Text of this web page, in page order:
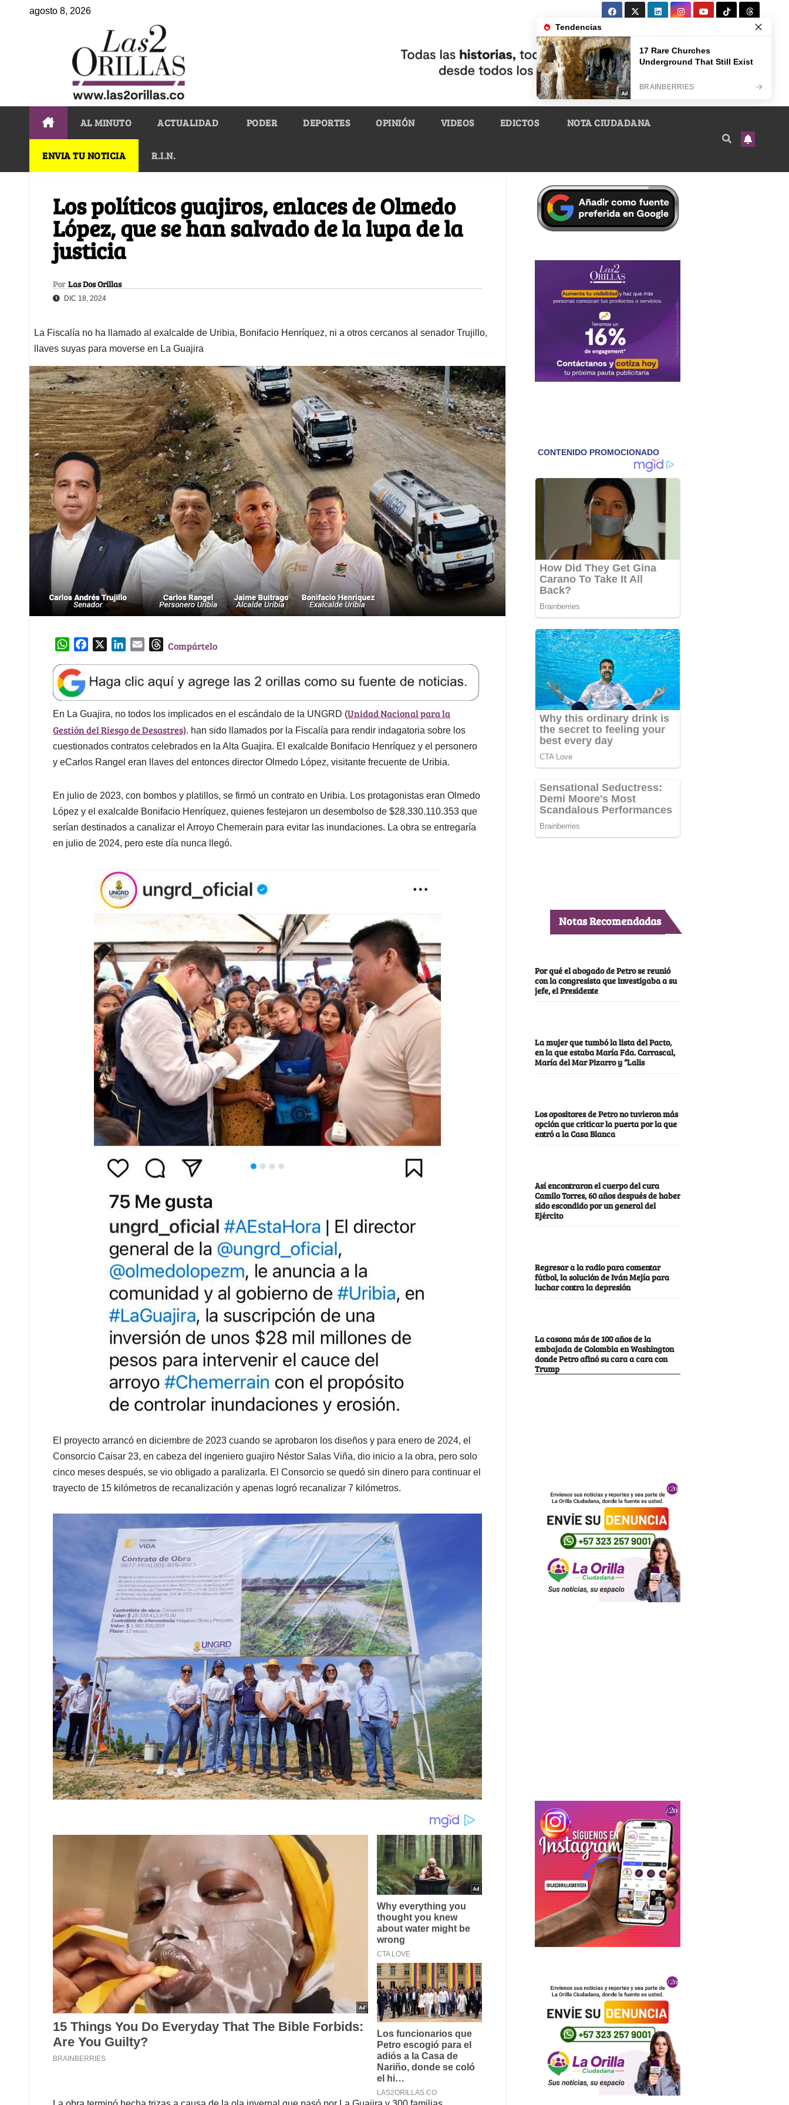
agosto 8, 2026
AL MINUTO ACTUALIDAD PODER DEPORTES OPINIÓN VIDEOS EDICTOS NOTA CIUDADANA
ENVIA TU NOTICIA R.I.N.
Los políticos guajiros, enlaces de Olmedo
López, que se han salvado de la lupa de la
justicia
Por Las Dos Orillas
DIC 18, 2024
La Fiscalía no ha llamado al exalcalde de Uribia, Bonifacio Henríquez, ni a otros cercanos al senador Trujillo,
llaves suyas para moverse en La Guajira
W
a
t
s
A
p
p
e
b
o
o
k
k
e
d
I
n
l
T
e
a
d
s
Compártelo
En La Guajira, no todos los implicados en el escándalo de la UNGRD (Unidad Nacional para la
Gestión del Riesgo de Desastres). han sido llamados por la Fiscalía para rendir indagatoria sobre los
cuestionados contratos celebrados en la Alta Guajira. El exalcalde Bonifacio Henríquez y el personero
y eCarlos Rangel eran llaves del entonces director Olmedo López, visitante frecuente de Uribia.
En julio de 2023, con bombos y platillos, se firmó un contrato en Uribia. Los protagonistas eran Olmedo
López y el exalcalde Bonifacio Henríquez, quienes festejaron un desembolso de $28.330.110.353 que
serían destinados a canalizar el Arroyo Chemerain para evitar las inundaciones. La obra se entregaría
en julio de 2024, pero este día nunca llegó.
El proyecto arrancó en diciembre de 2023 cuando se aprobaron los diseños y para enero de 2024, el
Consorcio Caisar 23, en cabeza del ingeniero guajiro Néstor Salas Viña, dio inicio a la obra, pero solo
cinco meses después, se vio obligado a paralizarla. El Consorcio se quedó sin dinero para continuar el
trayecto de 15 kilómetros de recanalización y apenas logró recanalizar 7 kilómetros.
Notas Recomendadas
Por qué el abogado de Petro se reunió
con la congresista que investigaba a su
jefe, el Presidente
La mujer que tumbó la lista del Pacto,
en la que estaba María Fda. Carrascal,
María del Mar Pizarro y “Lalis
Los opositores de Petro no tuvieron más
opción que criticar la puerta por la que
entró a la Casa Blanca
Así encontraron el cuerpo del cura
Camilo Torres, 60 años después de haber
sido escondido por un general del
Ejército
Regresar a la radio para comentar
fútbol, la solución de Iván Mejía para
luchar contra la depresión
La casona más de 100 años de la
embajada de Colombia en Washington
donde Petro afinó su cara a cara con
Trump